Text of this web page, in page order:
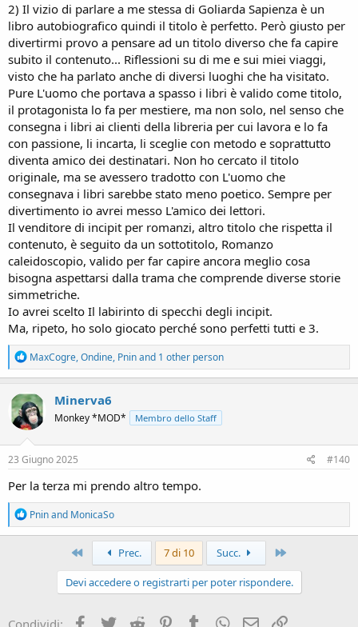
2) Il vizio di parlare a me stessa di Goliarda Sapienza è un
libro autobiografico quindi il titolo è perfetto. Però giusto per
divertirmi provo a pensare ad un titolo diverso che fa capire
subito il contenuto... Riflessioni su di me e sui miei viaggi,
visto che ha parlato anche di diversi luoghi che ha visitato.
Pure L'uomo che portava a spasso i libri è valido come titolo,
il protagonista lo fa per mestiere, ma non solo, nel senso che
consegna i libri ai clienti della libreria per cui lavora e lo fa
con passione, li incarta, li sceglie con metodo e soprattutto
diventa amico dei destinatari. Non ho cercato il titolo
originale, ma se avessero tradotto con L'uomo che
consegnava i libri sarebbe stato meno poetico. Sempre per
divertimento io avrei messo L'amico dei lettori.
Il venditore di incipit per romanzi, altro titolo che rispetta il
contenuto, è seguito da un sottotitolo, Romanzo
caleidoscopio, valido per far capire ancora meglio cosa
bisogna aspettarsi dalla trama che comprende diverse storie
simmetriche.
Io avrei scelto Il labirinto di specchi degli incipit.
Ma, ripeto, ho solo giocato perché sono perfetti tutti e 3.
R
e
a
c
t
i
o
n
s
MaxCogre,Ondine, Pninand 1 other person
Minerva6
Monkey *MOD* Membro dello Staff
23 Giugno 2025 #140
Per la terza mi prendo altro tempo.
R
e
a
Pninand MonicaSo
Primo Prec. 7 di 10 Succ.
Devi accedere o registrarti per poter rispondere.
Condividi: Facebook
Twitter Reddit PinterestTumblrWhatsApp
e-mail